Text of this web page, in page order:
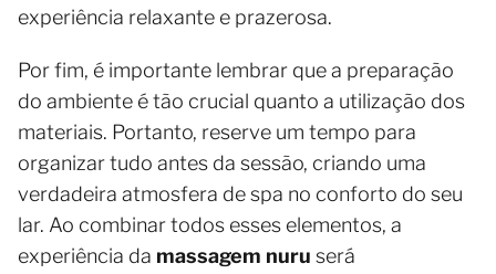
experiência relaxante e prazerosa.
Por fim, é importante lembrar que a preparação
do ambiente é tão crucial quanto a utilização dos
materiais. Portanto, reserve um tempo para
organizar tudo antes da sessão, criando uma
verdadeira atmosfera de spa no conforto do seu
lar. Ao combinar todos esses elementos, a
experiência da massagem nuru será